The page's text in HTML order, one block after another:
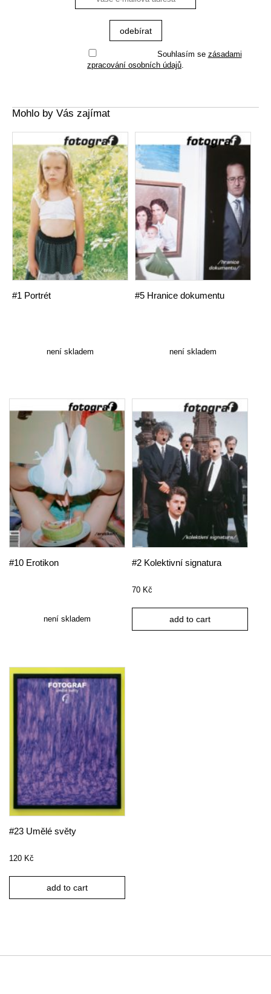
Souhlasím se zásadami
zpracování osobních údajů.
Mohlo by Vás zajímat
#1 Portrét
není skladem
#5 Hranice dokumentu
není skladem
#10 Erotikon
není skladem
#2 Kolektivní signatura
70 Kč
add to cart
#23 Umělé světy
120 Kč
add to cart